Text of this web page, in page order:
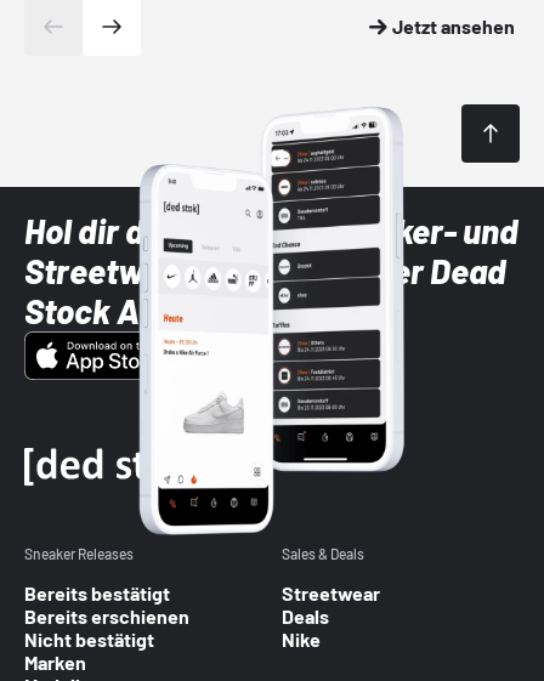
Jetzt ansehen
Hol dir die neuesten Sneaker- und
Streetwear-Brands mit der Dead
Stock App
Sneaker Releases
Bereits bestätigt
Bereits erschienen
Nicht bestätigt
Marken
Sales & Deals
Streetwear
Deals
Nike